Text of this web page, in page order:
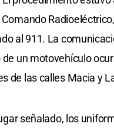
al 911. La
de un motovehículo
de las calles Macia y
señalado, los